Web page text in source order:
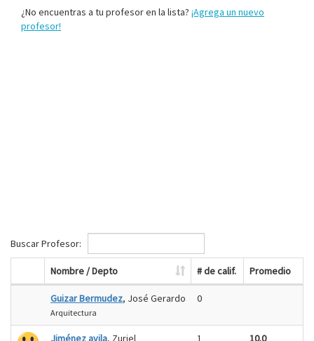
¿No encuentras a tu profesor en la lista? ¡Agrega un nuevo
profesor!
Buscar Profesor:
Nombre / Depto # de calif. Promedio
Guizar Bermudez, José Gerardo
Arquitectura
0
Jiménez avila, Zuriel 1 10.0